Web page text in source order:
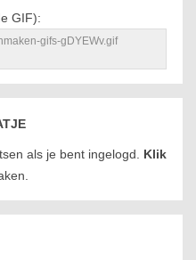
GIF):
als je bent ingelogd. Klik